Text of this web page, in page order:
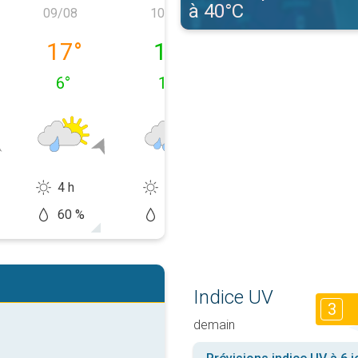
08
dimanche 09/08
09/08
17°
6°
4 h
60 %
lundi 10/08
10/08
14
10
à 40°C
Indice UV
demain
3